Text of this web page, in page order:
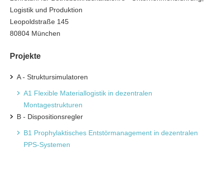
Logistik und Produktion
Leopoldstraße 145
80804 München
Projekte
A - Struktursimulatoren
A1 Flexible Materiallogistik in dezentralen
Montagestrukturen
B - Dispositionsregler
B1 Prophylaktisches Entstörmanagement in dezentralen
PPS-Systemen